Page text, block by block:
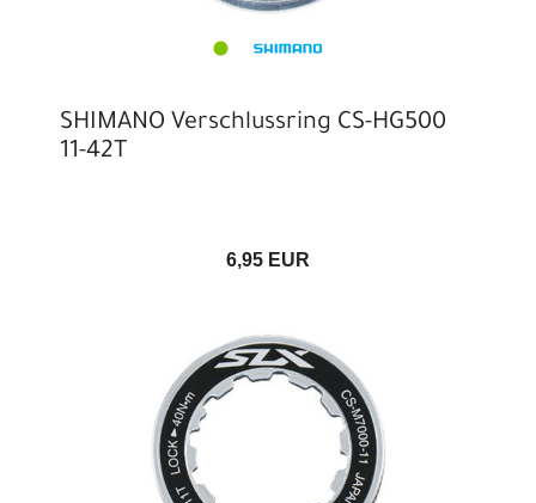
SHIMANO Verschlussring CS-HG500
11-42T
6,95 EUR